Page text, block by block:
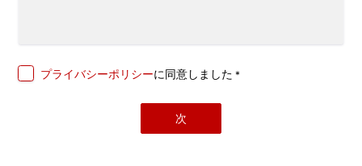
プライバシーポリシーに同意しました *
次